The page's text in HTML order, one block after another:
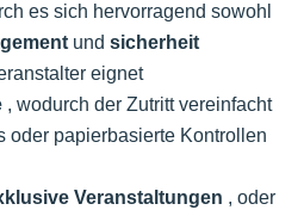
es sich hervorragend sowohl
und sicherheit
eignet
, wodurch der Zutritt vereinfacht
oder papierbasierte Kontrollen
Veranstaltungen , oder